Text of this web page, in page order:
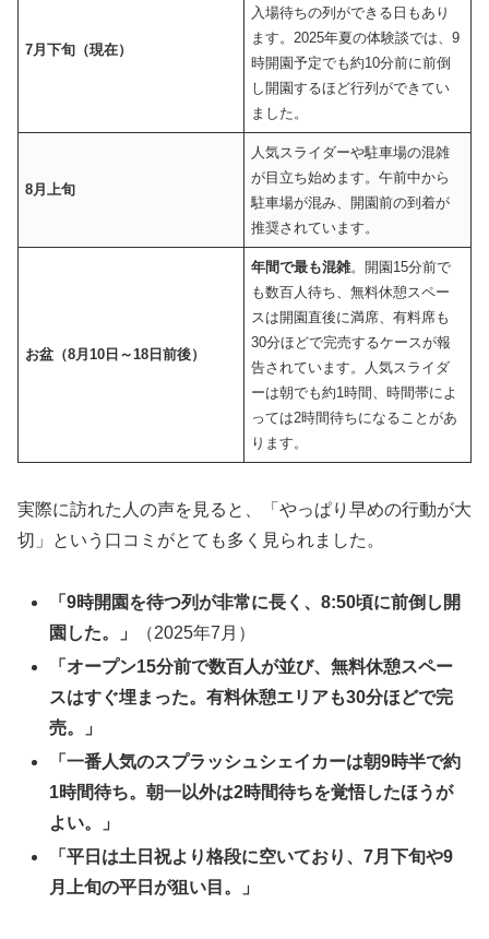
7月下旬（現在）
入場待ちの列ができる日もあり
ます。2025年夏の体験談では、9
時開園予定でも約10分前に前倒
し開園するほど行列ができてい
ました。
8月上旬
人気スライダーや駐車場の混雑
が目立ち始めます。午前中から
駐車場が混み、開園前の到着が
推奨されています。
お盆（8月10日～18日前後）
年間で最も混雑。開園15分前で
も数百人待ち、無料休憩スペー
スは開園直後に満席、有料席も
30分ほどで完売するケースが報
告されています。人気スライダ
ーは朝でも約1時間、時間帯によ
っては2時間待ちになることがあ
ります。
実際に訪れた人の声を見ると、「やっぱり早めの行動が大
切」という口コミがとても多く見られました。
「9時開園を待つ列が非常に長く、8:50頃に前倒し開
園した。」
（2025年7月）
「オープン15分前で数百人が並び、無料休憩スペー
スはすぐ埋まった。有料休憩エリアも30分ほどで完
売。」
「一番人気のスプラッシュシェイカーは朝9時半で約
1時間待ち。朝一以外は2時間待ちを覚悟したほうが
よい。」
「平日は土日祝より格段に空いており、7月下旬や9
月上旬の平日が狙い目。」